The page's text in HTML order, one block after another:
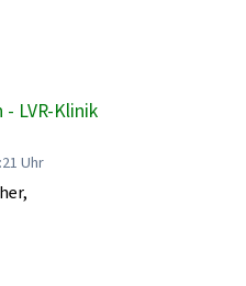
LVR-Klinik
Uhr